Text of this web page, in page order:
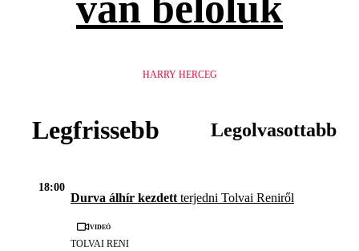
HARRY HERCEG
Legfrissebb Legolvasottabb
18:00
Durva álhír kezdett terjedni Tolvai Reniről
Videó
TOLVAI RENI